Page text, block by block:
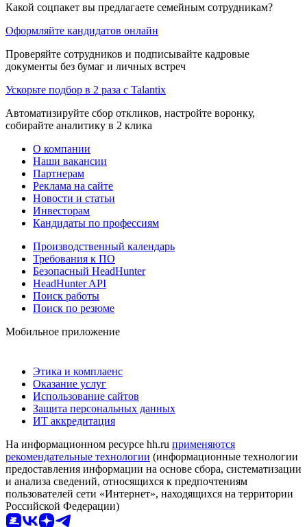
Какой соцпакет вы предлагаете семейным сотрудникам?
Оформляйте кандидатов онлайн
Проверяйте сотрудников и подписывайте кадровые
документы без бумаг и личных встреч
Ускорьте подбор в 2 раза с Talantix
Автоматизируйте сбор откликов, настройте воронку,
собирайте аналитику в 2 клика
О компании
Наши вакансии
Партнерам
Реклама на сайте
Новости и статьи
Инвесторам
Кандидаты по профессиям
Производственный календарь
Требования к ПО
Безопасный HeadHunter
HeadHunter API
Поиск работы
Поиск по резюме
Мобильное приложение
Этика и комплаенс
Оказание услуг
Использование сайтов
Защита персональных данных
ИТ аккредитация
На информационном ресурсе hh.ru применяются
рекомендательные технологии (информационные технологии
предоставления информации на основе сбора, систематизации
и анализа сведений, относящихся к предпочтениям
пользователей сети «Интернет», находящихся на территории
Российской Федерации)